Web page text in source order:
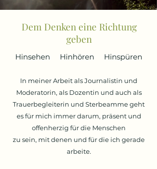
Dem Denken eine Richtung
geben
Hinsehen Hinhören Hinspüren
In meiner Arbeit als Journalistin und
Moderatorin, als Dozentin und auch als
Trauerbegleiterin und Sterbeamme geht
es für mich immer darum, präsent und
offenherzig für die Menschen
zu sein, mit denen und für die ich gerade
arbeite.